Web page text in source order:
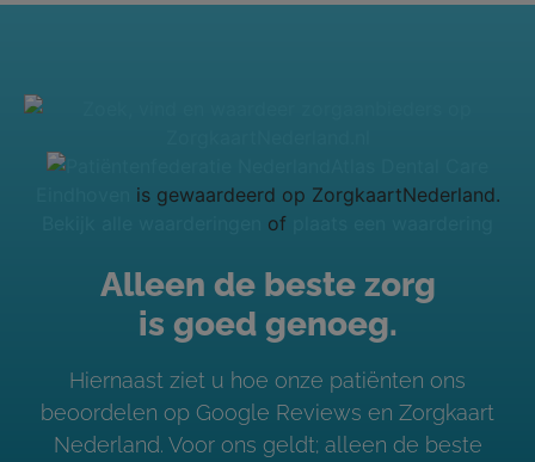
is gewaardeerd op ZorgkaartNederland.
of
Alleen de beste zorg
is goed genoeg.
Hiernaast ziet u hoe onze patiënten ons
beoordelen op Google Reviews en Zorgkaart
Nederland. Voor ons geldt; alleen de beste